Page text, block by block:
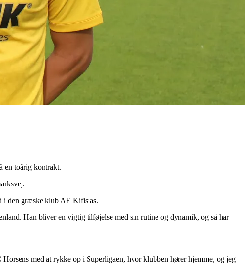
en toårig kontrakt.
i den græske klub AE Kifisias.
Han bliver en vigtig tilføjelse med sin rutine og dynamik, og så har
med at rykke op i Superligaen, hvor klubben hører hjemme, og jeg